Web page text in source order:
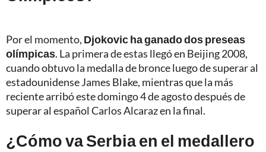
Por el momento, Djokovic ha ganado dos preseas
olímpicas. La primera de estas llegó en Beijing 2008,
cuando obtuvo la medalla de bronce luego de superar al
estadounidense James Blake, mientras que la más
reciente arribó este domingo 4 de agosto después de
superar al español Carlos Alcaraz en la final.
¿Cómo va Serbia en el medallero